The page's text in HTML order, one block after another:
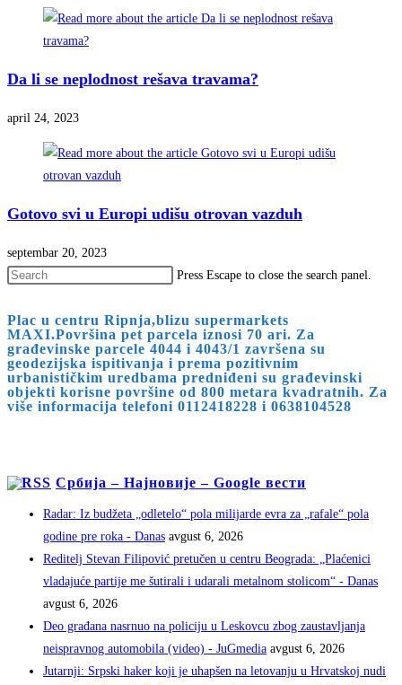
Da li se neplodnost rešava travama?
april 24, 2023
Gotovo svi u Europi udišu otrovan vazduh
septembar 20, 2023
Press Escape to close the search panel.
Plac u centru Ripnja,blizu supermarkets
MAXI.Površina pet parcela iznosi 70 ari. Za
građevinske parcele 4044 i 4043/1 završena su
geodezijska ispitivanja i prema pozitivnim
urbanističkim uredbama predniđeni su građevinski
objekti korisne površine od 800 metara kvadratnih. Za
više informacija telefoni 0112418228 i 0638104528
Србија – Најновије – Google вести
Radar: Iz budžeta „odletelo“ pola milijarde evra za „rafale“ pola
godine pre roka - Danas avgust 6, 2026
Reditelj Stevan Filipović pretučen u centru Beograda: „Plaćenici
vladajuće partije me šutirali i udarali metalnom stolicom“ - Danas
avgust 6, 2026
Deo građana nasrnuo na policiju u Leskovcu zbog zaustavljanja
neispravnog automobila (video) - JuGmedia avgust 6, 2026
Jutarnji: Srpski haker koji je uhapšen na letovanju u Hrvatskoj nudi